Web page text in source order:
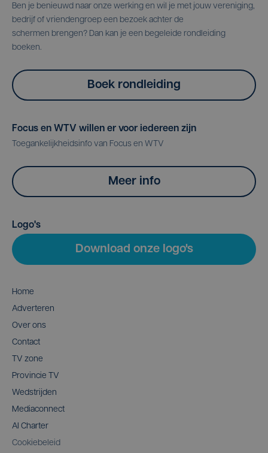
Ben je benieuwd naar onze werking en wil je met jouw vereniging,
bedrijf of vriendengroep een bezoek achter de
schermen brengen? Dan kan je een begeleide rondleiding
boeken.
Boek rondleiding
Focus en WTV willen er voor iedereen zijn
Toegankelijkheidsinfo van Focus en WTV
Meer info
Logo's
Download onze logo's
Home
Adverteren
Over ons
Contact
TV zone
Provincie TV
Wedstrijden
Mediaconnect
AI Charter
Cookiebeleid